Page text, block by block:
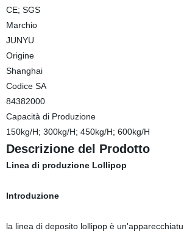
CE; SGS
Marchio
JUNYU
Origine
Shanghai
Codice SA
84382000
Capacità di Produzione
150kg/H; 300kg/H; 450kg/H; 600kg/H
Descrizione del Prodotto
Linea di produzione Lollipop
Introduzione
la linea di deposito lollipop è